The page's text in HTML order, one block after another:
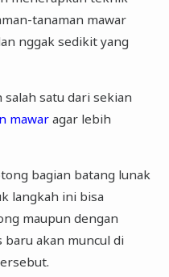
tanaman mawar
nggak sedikit yang
satu dari sekian
mawaragar lebih
bagian batang lunak
langkah ini bisa
maupun dengan
akan muncul di